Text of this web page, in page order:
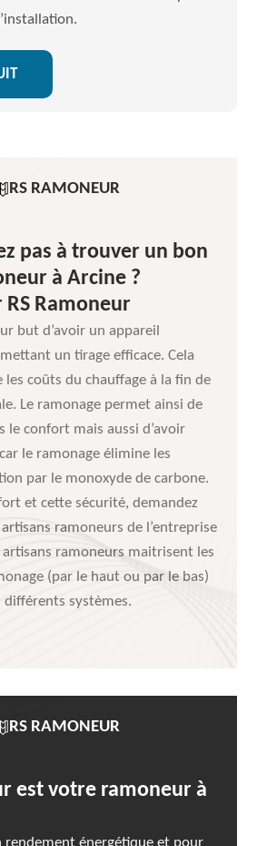
RS RAMONEUR
pas à trouver un bon
à Arcine ?
Ramoneur
but d’avoir un appareil
un tirage efficace. Cela
coûts du chauffage à la fin de
Le ramonage permet ainsi de
le confort mais aussi d’avoir
le ramonage élimine les
par le monoxyde de carbone.
et cette sécurité, demandez
ramoneurs de l’entreprise
artisans ramoneurs maitrisent les
(par le haut ou par le bas)
différents systèmes.
RS RAMONEUR
est votre ramoneur à
rendement énergétique et pour